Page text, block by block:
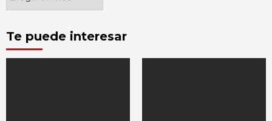
Te puede interesar